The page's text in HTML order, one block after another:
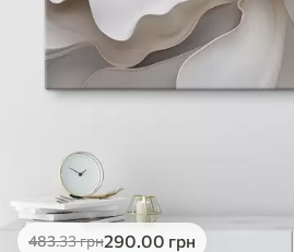
483.33грн290.00 грн